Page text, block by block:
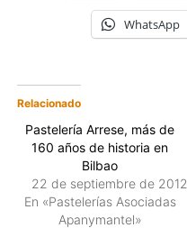
WhatsApp
Relacionado
Pastelería Arrese, más de
160 años de historia en
Bilbao
22 de septiembre de 2012
En «Pastelerías Asociadas
Apanymantel»